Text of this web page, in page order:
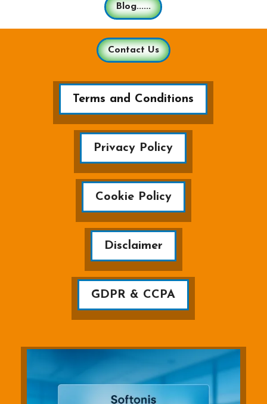
Blog......
Contact Us
Terms and Conditions
Privacy Policy
Cookie Policy
Disclaimer
GDPR & CCPA